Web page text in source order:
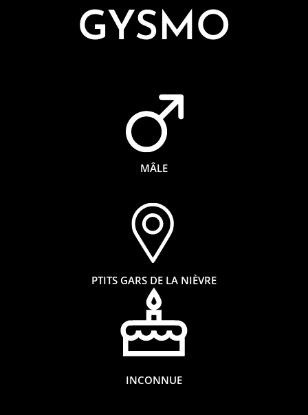
GYSMO
MÂLE
PTITS GARS DE LA NIÈVRE
INCONNUE